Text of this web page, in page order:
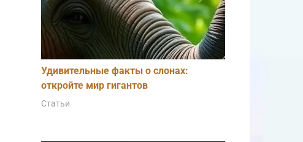
Удивительные факты о слонах:
откройте мир гигантов
Статьи